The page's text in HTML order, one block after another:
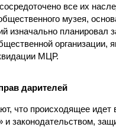
все их
музея,
изначально планировал
МЦР.
дарителей
что происходящее идет
и законодательством,